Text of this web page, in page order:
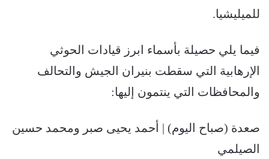
للميليشيا.
فيما يلي حصيلة بأسماء ابرز قيادات الحوثي
الإرهابية التي سقطت بنيران الجيش والتحالف
والمحافظات التي ينتمون إليها:
صعدة (صباح اليوم) | أحمد يحيى صبر ومحمد حسين
الصيلمي